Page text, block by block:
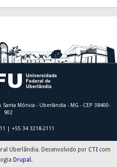
Mônica - Uberlândia - MG - CEP 38400-
902
| +55 34 3218-2111
Uberlândia. Desenvolvido por CTI com
Drupal.